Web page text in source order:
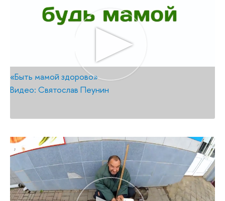
«Быть мамой здорово»
Видео: Святослав Пеунин